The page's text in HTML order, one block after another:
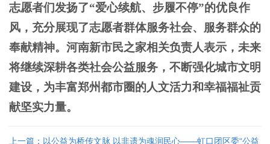
志愿者们发扬了“爱心续航、步履不停”的优良作
风，充分展现了志愿者群体服务社会、服务群众的
奉献精神。河南新市民之家相关负责人表示，未来
将继续深耕各类社会公益服务，不断强化城市文明
建设，为丰富郑州都市圈的人文活力和幸福福祉贡
献坚实力量。
上一篇：以公益为桥传文脉 以非遗为魂润民心——虹口团区委“公益